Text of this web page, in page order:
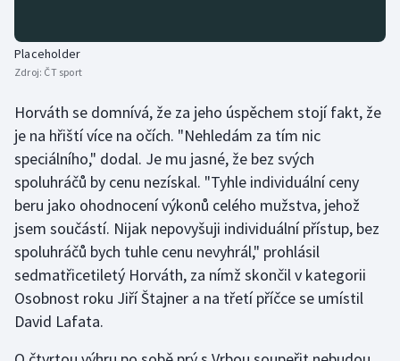
Veslování
Volejbal
Ostatní
Placeholder
Zdroj: ČT sport
Horváth se domnívá, že za jeho úspěchem stojí fakt, že
je na hřiští více na očích. "Nehledám za tím nic
speciálního," dodal. Je mu jasné, že bez svých
spoluhráčů by cenu nezískal. "Tyhle individuální ceny
beru jako ohodnocení výkonů celého mužstva, jehož
jsem součástí. Nijak nepovyšuji individuální přístup, bez
spoluhráčů bych tuhle cenu nevyhrál," prohlásil
sedmatřicetiletý Horváth, za nímž skončil v kategorii
Osobnost roku Jiří Štajner a na třetí příčce se umístil
David Lafata.